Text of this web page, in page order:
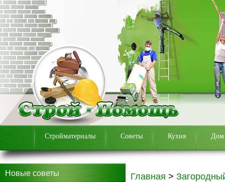
Стройматериалы Советы Кухня Дом
Новые советы Главная >